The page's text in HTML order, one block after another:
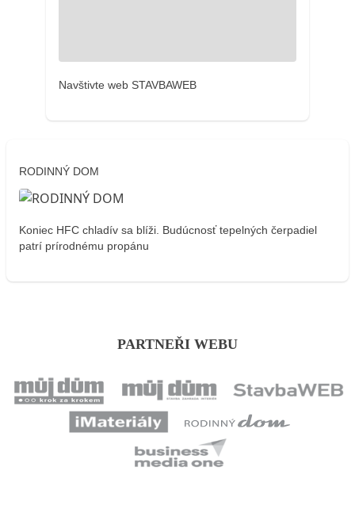
Navštivte web STAVBAWEB
RODINNÝ DOM
Koniec HFC chladív sa blíži. Budúcnosť tepelných čerpadiel
patrí prírodnému propánu
PARTNEŘI WEBU